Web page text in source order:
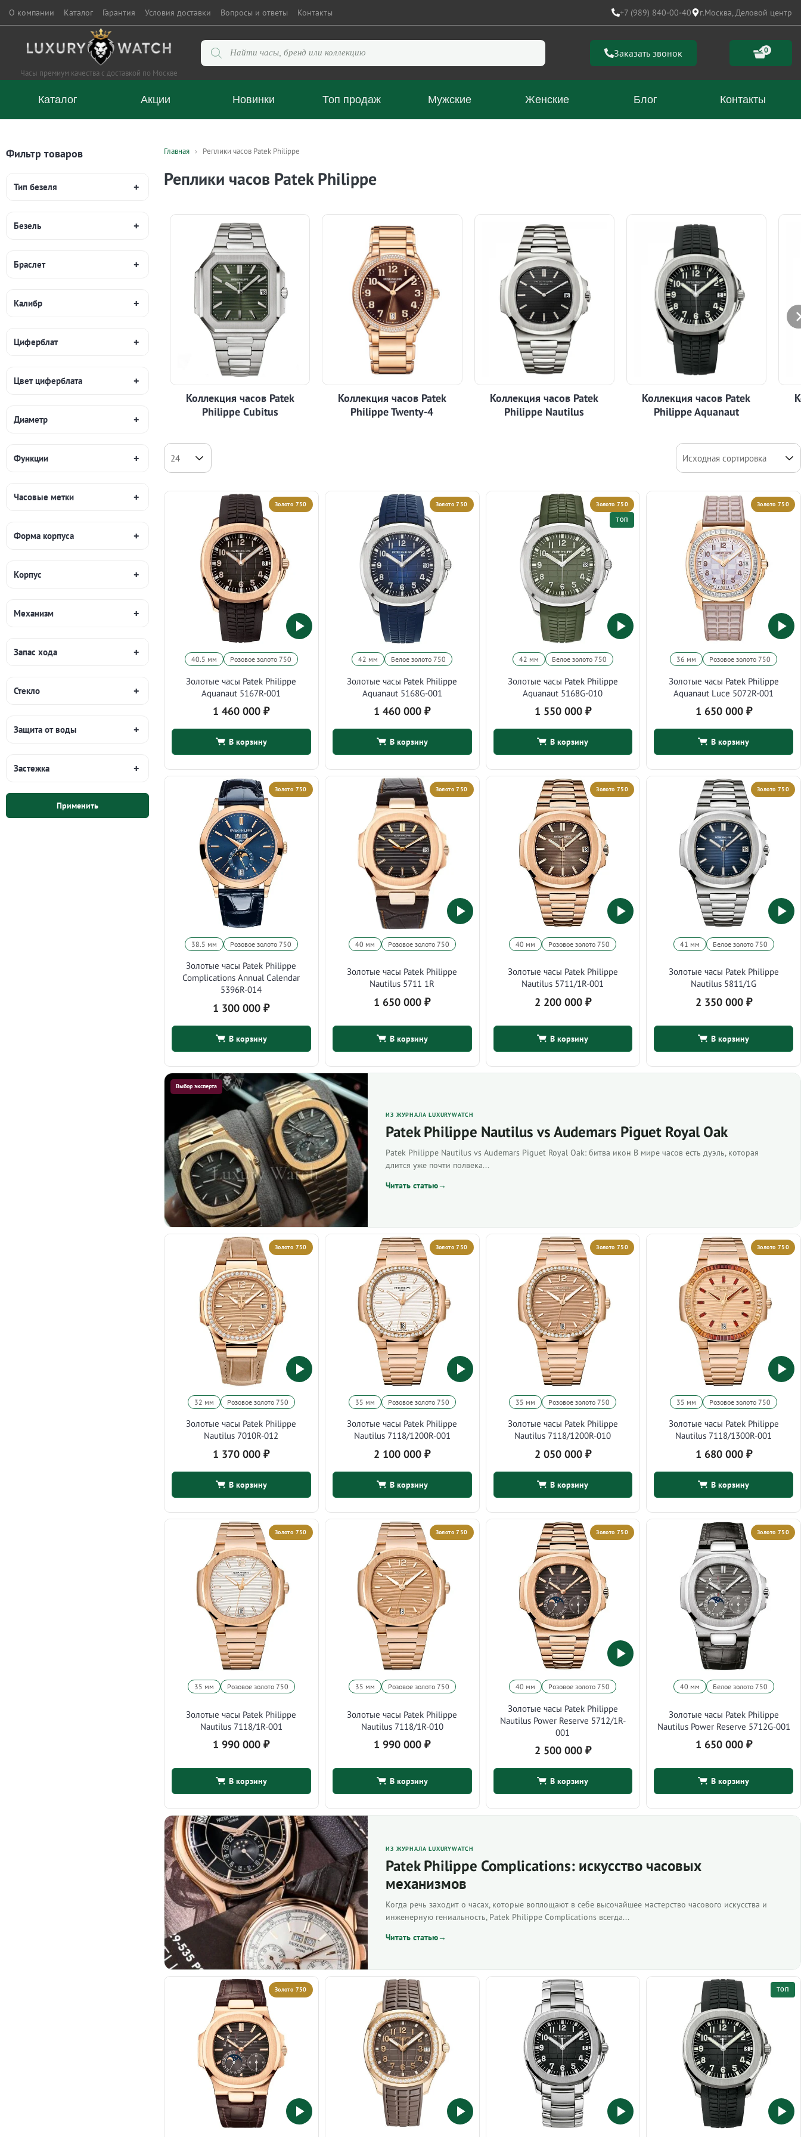
О компании Каталог Гарантия Условия доставки Вопросы и ответы Контакты +7 (989) 840-00-40 г.Москва, Деловой центр
Часы премиум качества с доставкой по Москве
Поиск
товаров
Заказать звонок 0
Каталог Акции Новинки Топ продаж Мужские Женские Блог Контакты
Главная Реплики часов Patek Philippe
Реплики часов Patek Philippe
Коллекция часов Patek
Philippe Cubitus
Коллекция часов Patek
Philippe Twenty-4
Коллекция часов Patek
Philippe Nautilus
Коллекция часов Patek
Philippe Aquanaut
Золото 750
40.5 мм Розовое золото 750
Золотые часы Patek Philippe
Aquanaut 5167R-001
1 460 000₽
В корзину
Золото 750
42 мм Белое золото 750
Золотые часы Patek Philippe
Aquanaut 5168G-001
1 460 000₽
В корзину
Золото 750
ТОП
42 мм Белое золото 750
Золотые часы Patek Philippe
Aquanaut 5168G-010
1 550 000 ₽
В корзину
Золото 750
36 мм Розовое золото 750
Золотые часы Patek Philippe
Aquanaut Luce 5072R-001
1 650 000 ₽
В корзину
Золото 750
38.5 мм Розовое золото 750
Золотые часы Patek Philippe
Complications Annual Calendar
5396R-014
1 300 000₽
В корзину
Золото 750
40 мм Розовое золото 750
Золотые часы Patek Philippe
Nautilus 5711 1R
1 650 000₽
В корзину
Золото 750
40 мм Розовое золото 750
Золотые часы Patek Philippe
Nautilus 5711/1R-001
2 200 000 ₽
В корзину
Золото 750
41 мм Белое золото 750
Золотые часы Patek Philippe
Nautilus 5811/1G
2 350 000 ₽
В корзину
Выбор эксперта
ИЗ ЖУРНАЛА LUXURYWATCH
Patek Philippe Nautilus vs Audemars Piguet Royal Oak
Patek Philippe Nautilus vs Audemars Piguet Royal Oak: битва икон В мире часов есть дуэль, которая
длится уже почти полвека...
Читать статью→
Золото 750
32 мм Розовое золото 750
Золотые часы Patek Philippe
Nautilus 7010R-012
1 370 000₽
В корзину
Золото 750
35 мм Розовое золото 750
Золотые часы Patek Philippe
Nautilus 7118/1200R-001
2 100 000₽
В корзину
Золото 750
35 мм Розовое золото 750
Золотые часы Patek Philippe
Nautilus 7118/1200R-010
2 050 000 ₽
В корзину
Золото 750
35 мм Розовое золото 750
Золотые часы Patek Philippe
Nautilus 7118/1300R-001
1 680 000 ₽
В корзину
Золото 750
35 мм Розовое золото 750
Золотые часы Patek Philippe
Nautilus 7118/1R-001
1 990 000₽
В корзину
Золото 750
35 мм Розовое золото 750
Золотые часы Patek Philippe
Nautilus 7118/1R-010
1 990 000₽
В корзину
Золото 750
40 мм Розовое золото 750
Золотые часы Patek Philippe
Nautilus Power Reserve 5712/1R-
001
2 500 000 ₽
В корзину
Золото 750
40 мм Белое золото 750
Золотые часы Patek Philippe
Nautilus Power Reserve 5712G-001
1 650 000 ₽
В корзину
ИЗ ЖУРНАЛА LUXURYWATCH
Patek Philippe Complications: искусство часовых
механизмов
Когда речь заходит о часах, которые воплощают в себе высочайшее мастерство часового искусства и
инженерную гениальность, Patek Philippe Complications всегда...
Читать статью→
Золото 750 ТОП
Фильтр товаров
Тип безеля
Безель
Браслет
Калибр
Циферблат
Цвет циферблата
Диаметр
Функции
Часовые метки
Форма корпуса
Корпус
Механизм
Запас хода
Стекло
Защита от воды
Застежка
Применить